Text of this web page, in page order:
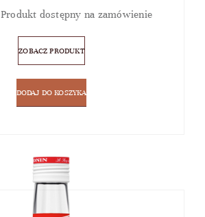
Produkt dostępny na zamówienie
ZOBACZ PRODUKT
DODAJ DO KOSZYKA